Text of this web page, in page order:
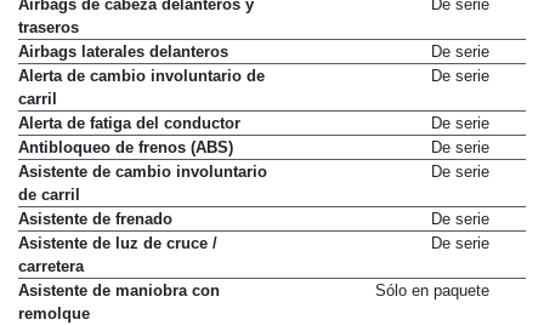
Airbags de cabeza delanteros y
traseros
De serie
Airbags laterales delanteros
De serie
Alerta de cambio involuntario de
carril
De serie
Alerta de fatiga del conductor
De serie
Antibloqueo de frenos (ABS)
De serie
Asistente de cambio involuntario
de carril
De serie
Asistente de frenado
De serie
Asistente de luz de cruce /
carretera
De serie
Asistente de maniobra con
remolque
Sólo en paquete